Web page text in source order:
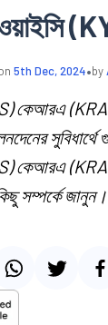
5th Dec, 2024•by
কেআরএ (KRA)
কেআরএ (KRA)
সম্পর্কে জানুন।